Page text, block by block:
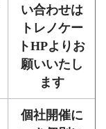
い合わせは
トレノケー
トHPよりお
願いいたし
ます
個社開催に